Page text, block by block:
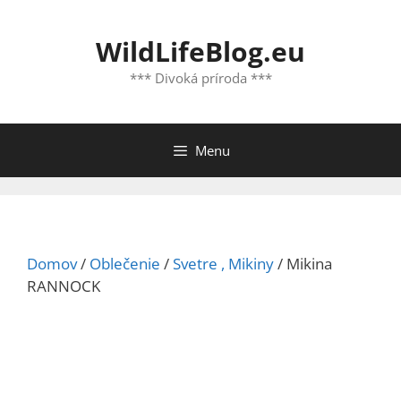
WildLifeBlog.eu
*** Divoká príroda ***
Menu
Domov/ Oblečenie /Svetre , Mikiny/ Mikina
RANNOCK